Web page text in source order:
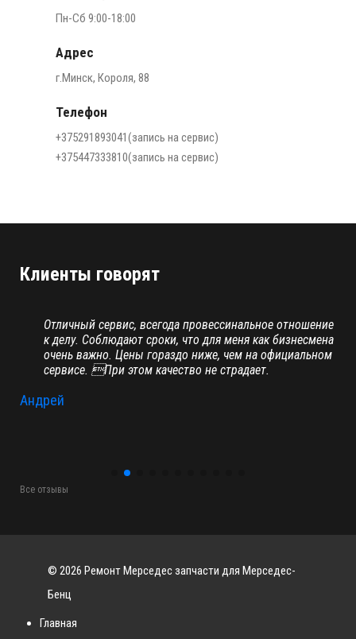
Пн-Сб 9:00-18:00
Адрес
г.Минск, Короля, 88
Телефон
+375291893041(запись на сервис)
+375447333810(запись на сервис)
Клиенты говорят
Отличный сервис, всегода провессинальное отношение
к делу. Соблюдают сроки, что для меня как бизнесмена
очень важно. Цены гораздо ниже, чем на официальном
сервисе. При этом качество не страдает.
Андрей
Все отзывы
© 2026 Ремонт Мерседес запчасти для Мерседес-
Бенц
Главная